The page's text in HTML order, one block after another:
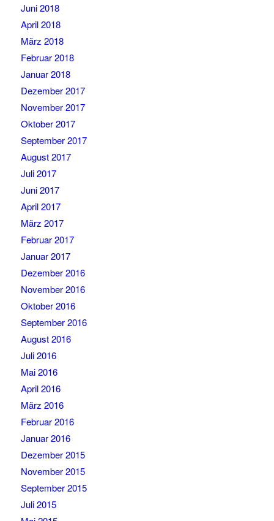
Juni 2018
April 2018
März 2018
Februar 2018
Januar 2018
Dezember 2017
November 2017
Oktober 2017
September 2017
August 2017
Juli 2017
Juni 2017
April 2017
März 2017
Februar 2017
Januar 2017
Dezember 2016
November 2016
Oktober 2016
September 2016
August 2016
Juli 2016
Mai 2016
April 2016
März 2016
Februar 2016
Januar 2016
Dezember 2015
November 2015
September 2015
Juli 2015